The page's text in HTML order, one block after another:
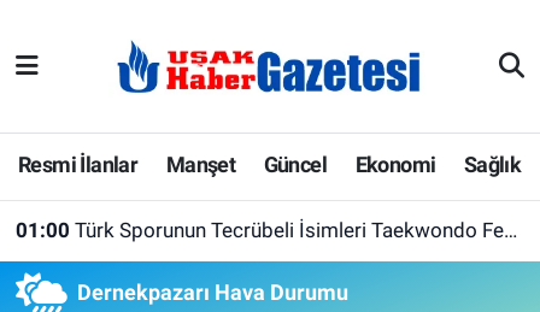
Resmi İlanlar Manşet Güncel Ekonomi Sağlık
01:00 Türk Sporunun Tecrübeli İsimleri Taekwondo Federasyonu'nda Buluştu
Dernekpazarı Hava Durumu
E-Gazete
Ekonomi
Uşak Hava Durumu
Uşak Trafik Yoğunluk Haritası
Süper Lig Puan Durumu ve Fikstür